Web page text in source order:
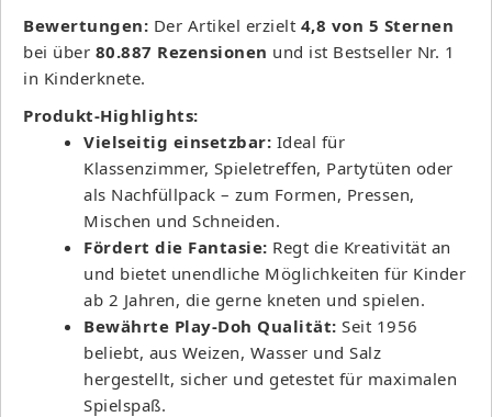
Bewertungen: Der Artikel erzielt 4,8 von 5 Sternen
bei über 80.887 Rezensionen und ist Bestseller Nr. 1
in Kinderknete.
Produkt-Highlights:
Vielseitig einsetzbar: Ideal für
Klassenzimmer, Spieletreffen, Partytüten oder
als Nachfüllpack – zum Formen, Pressen,
Mischen und Schneiden.
Fördert die Fantasie: Regt die Kreativität an
und bietet unendliche Möglichkeiten für Kinder
ab 2 Jahren, die gerne kneten und spielen.
Bewährte Play-Doh Qualität: Seit 1956
beliebt, aus Weizen, Wasser und Salz
hergestellt, sicher und getestet für maximalen
Spielspaß.